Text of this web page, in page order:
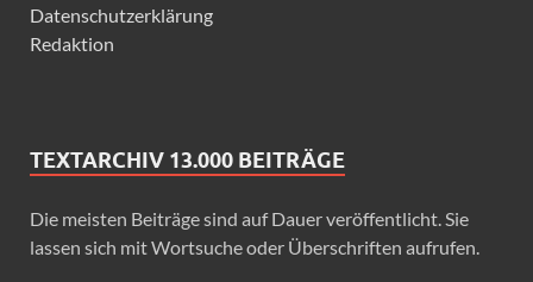
Datenschutzerklärung
Redaktion
TEXTARCHIV 13.000 BEITRÄGE
Die meisten Beiträge sind auf Dauer veröffentlicht. Sie
lassen sich mit Wortsuche oder Überschriften aufrufen.